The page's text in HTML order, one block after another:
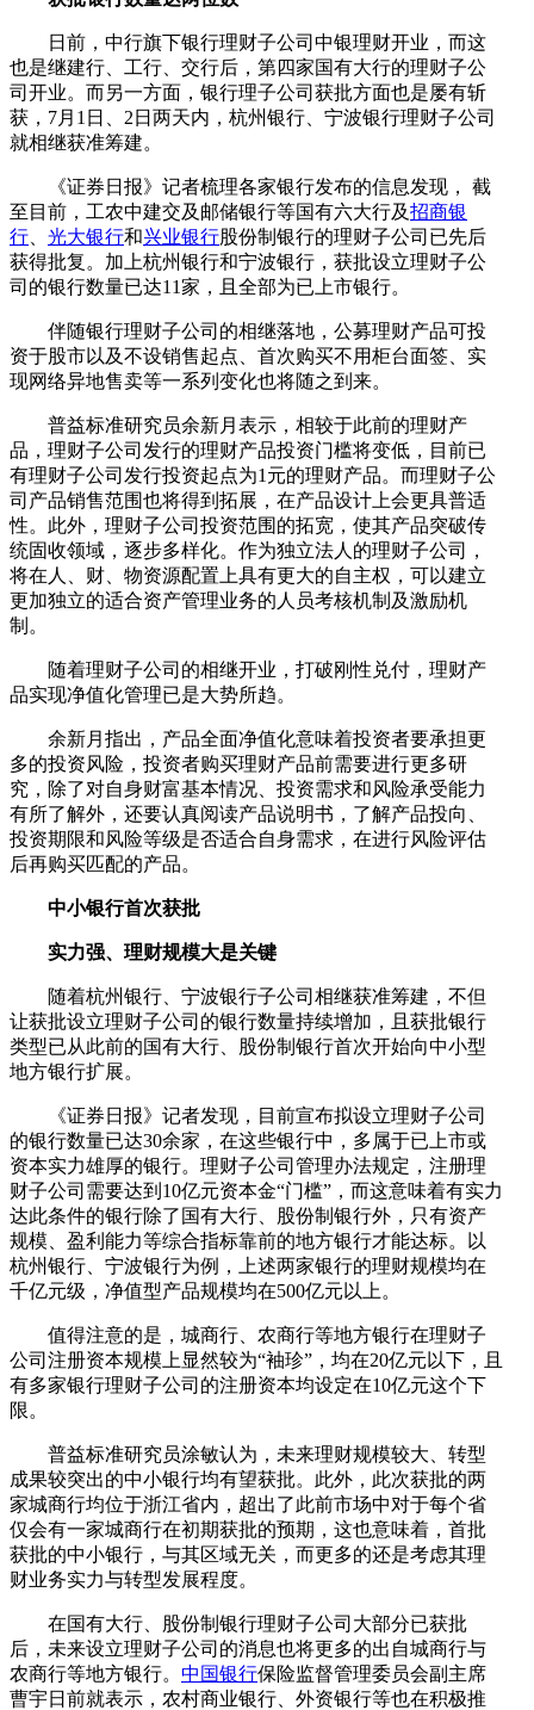
日前，中行旗下银行理财子公司中银理财开业，而这
也是继建行、工行、交行后，第四家国有大行的理财子公
司开业。而另一方面，银行理子公司获批方面也是屡有斩
获，7月1日、2日两天内，杭州银行、宁波银行理财子公司
就相继获准筹建。
《证券日报》记者梳理各家银行发布的信息发现， 截
至目前，工农中建交及邮储银行等国有六大行及招商银
行
光大银行和兴业银行股份制银行的理财子公司已先后
获得批复。加上杭州银行和宁波银行，获批设立理财子公
司的银行数量已达11家，且全部为已上市银行。
伴随银行理财子公司的相继落地，公募理财产品可投
资于股市以及不设销售起点、首次购买不用柜台面签、实
现网络异地售卖等一系列变化也将随之到来。
普益标准研究员余新月表示，相较于此前的理财产
品，理财子公司发行的理财产品投资门槛将变低，目前已
有理财子公司发行投资起点为1元的理财产品。而理财子公
司产品销售范围也将得到拓展，在产品设计上会更具普适
性。此外，理财子公司投资范围的拓宽，使其产品突破传
统固收领域，逐步多样化。作为独立法人的理财子公司，
将在人、财、物资源配置上具有更大的自主权，可以建立
更加独立的适合资产管理业务的人员考核机制及激励机
制。
随着理财子公司的相继开业，打破刚性兑付，理财产
品实现净值化管理已是大势所趋。
余新月指出，产品全面净值化意味着投资者要承担更
多的投资风险，投资者购买理财产品前需要进行更多研
究，除了对自身财富基本情况、投资需求和风险承受能力
有所了解外，还要认真阅读产品说明书，了解产品投向、
投资期限和风险等级是否适合自身需求，在进行风险评估
后再购买匹配的产品。
中小银行首次获批
实力强、理财规模大是关键
随着杭州银行、宁波银行子公司相继获准筹建，不但
让获批设立理财子公司的银行数量持续增加，且获批银行
类型已从此前的国有大行、股份制银行首次开始向中小型
地方银行扩展。
《证券日报》记者发现，目前宣布拟设立理财子公司
的银行数量已达30余家，在这些银行中，多属于已上市或
资本实力雄厚的银行。理财子公司管理办法规定，注册理
财子公司需要达到10亿元资本金“门槛”，而这意味着有实力
达此条件的银行除了国有大行、股份制银行外，只有资产
规模、盈利能力等综合指标靠前的地方银行才能达标。以
杭州银行、宁波银行为例，上述两家银行的理财规模均在
千亿元级，净值型产品规模均在500亿元以上。
值得注意的是，城商行、农商行等地方银行在理财子
公司注册资本规模上显然较为“袖珍”，均在20亿元以下，且
有多家银行理财子公司的注册资本均设定在10亿元这个下
限。
普益标准研究员涂敏认为，未来理财规模较大、转型
成果较突出的中小银行均有望获批。此外，此次获批的两
家城商行均位于浙江省内，超出了此前市场中对于每个省
仅会有一家城商行在初期获批的预期，这也意味着，首批
获批的中小银行，与其区域无关，而更多的还是考虑其理
财业务实力与转型发展程度。
在国有大行、股份制银行理财子公司大部分已获批
后，未来设立理财子公司的消息也将更多的出自城商行与
农商行等地方银行。 中国银行保险监督管理委员会副主席
曹宇日前就表示，农村商业银行、外资银行等也在积极推